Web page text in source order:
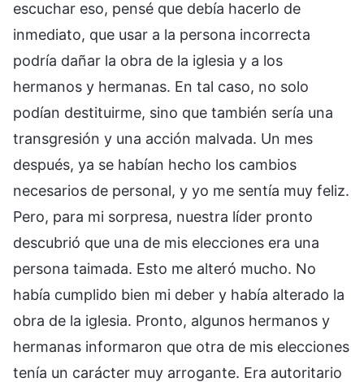
escuchar eso, pensé que debía hacerlo de
inmediato, que usar a la persona incorrecta
podría dañar la obra de la iglesia y a los
hermanos y hermanas. En tal caso, no solo
podían destituirme, sino que también sería una
transgresión y una acción malvada. Un mes
después, ya se habían hecho los cambios
necesarios de personal, y yo me sentía muy feliz.
Pero, para mi sorpresa, nuestra líder pronto
descubrió que una de mis elecciones era una
persona taimada. Esto me alteró mucho. No
había cumplido bien mi deber y había alterado la
obra de la iglesia. Pronto, algunos hermanos y
hermanas informaron que otra de mis elecciones
tenía un carácter muy arrogante. Era autoritario